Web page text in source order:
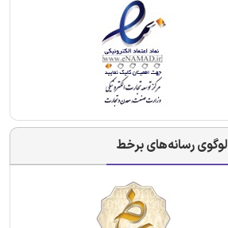
لوگوی رسانه‌های برخط